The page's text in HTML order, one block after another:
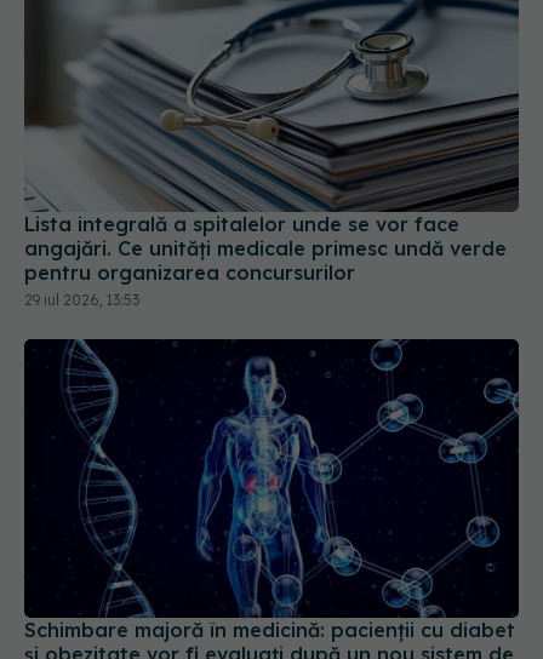
Lista integrală a spitalelor unde se vor face
angajări. Ce unități medicale primesc undă verde
pentru organizarea concursurilor
29 iul 2026, 13:53
Schimbare majoră în medicină: pacienții cu diabet
și obezitate vor fi evaluați după un nou sistem de
14 iul 2026, 11:06